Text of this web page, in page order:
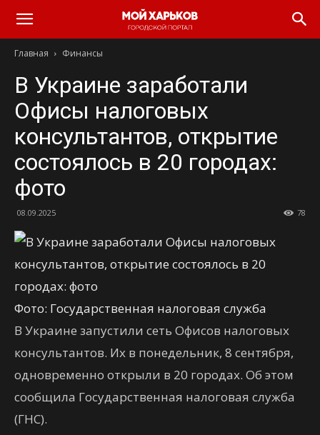
Главная Финансы
В Украине заработали
Офисы налоговых
консультантов, открытие
состоялось в 20 городах:
фото
08.09.2025 78
Фото: Государственная налоговая служба
В Украине запустили сеть Офисов налоговых
консультантов. Их в понедельник, 8 сентября,
одновременно открыли в 20 городах. Об этом
сообщила Государственная налоговая служба
(ГНС).